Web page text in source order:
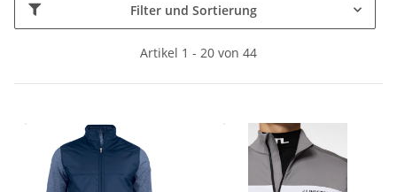
Filter und Sortierung
Artikel 1 - 20 von 44